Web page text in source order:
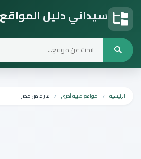
سيداني دليل المواقع
الرئيسية مواقع طبيه أخرى شراء من مصر